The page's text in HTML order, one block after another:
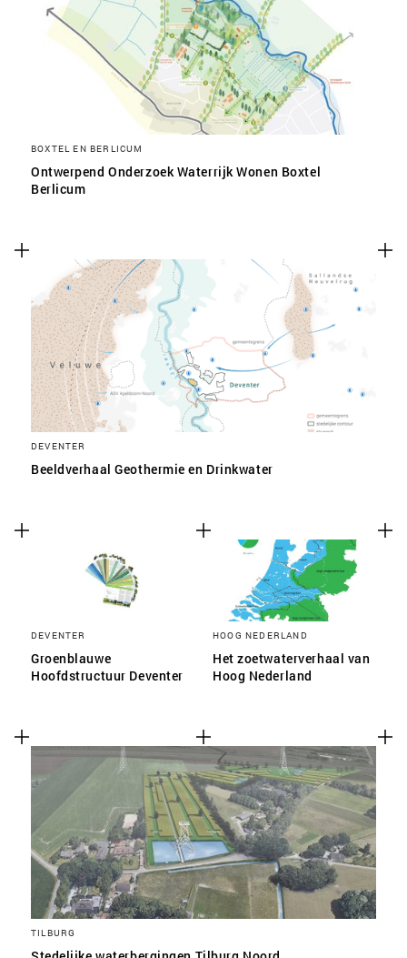
BOXTEL EN BERLICUM
Ontwerpend Onderzoek Waterrijk Wonen Boxtel
Berlicum
DEVENTER
Beeldverhaal Geothermie en Drinkwater
DEVENTER
Groenblauwe
Hoofdstructuur Deventer
HOOG NEDERLAND
Het zoetwaterverhaal van
Hoog Nederland
TILBURG
SLA VOORKEUREN OP